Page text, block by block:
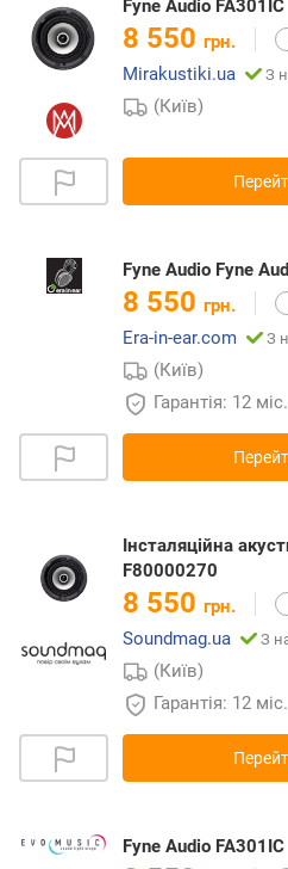
Fyne Audio FA301IC
8 550 грн.
Mirakustiki.ua
З
(Київ)
Fyne Audio Fyne
8 550 грн.
Era-in-ear.com
З
(Київ)
Гарантія: 12 міс.
Інсталяційна
F80000270
8 550 грн.
Soundmag.ua
З
(Київ)
Гарантія: 12 міс.
Fyne Audio FA301IC